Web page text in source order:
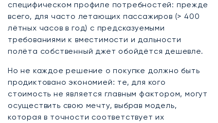
специфическом профиле потребностей: прежде
всего, для часто летающих пассажиров (> 400
лётных часов в год) с предсказуемыми
требованиями к вместимости и дальности
полёта собственный джет обойдётся дешевле.
Но не каждое решение о покупке должно быть
продиктовано экономией: те, для кого
стоимость не является главным фактором, могут
осуществить свою мечту, выбрав модель,
которая в точности соответствует их